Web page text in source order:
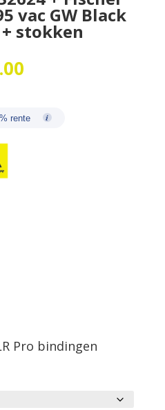
vac GW Black
+ stokken
Huidige
€499.00.
rente
Pro bindingen